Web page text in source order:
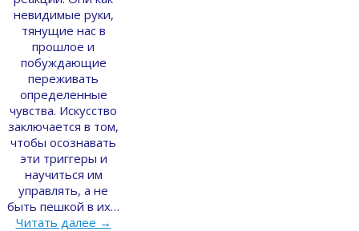
невидимые руки,
тянущие нас в
прошлое и
побуждающие
переживать
определенные
чувства. Искусство
заключается в том,
чтобы осознавать
эти триггеры и
научиться им
управлять, а не
быть пешкой в их…
Читать далее →